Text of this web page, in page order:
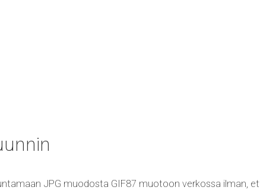
JPG muodosta GIF87 muotoon verkossa ilman,